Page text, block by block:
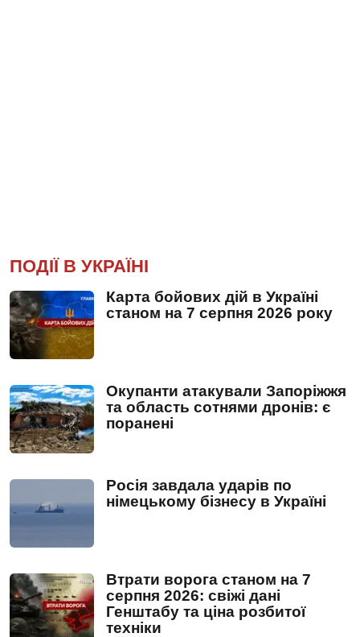
ПОДІЇ В УКРАЇНІ
Карта бойових дій в Україні
станом на 7 серпня 2026 року
Окупанти атакували Запоріжжя
та область сотнями дронів: є
поранені
Росія завдала ударів по
німецькому бізнесу в Україні
Втрати ворога станом на 7
серпня 2026: свіжі дані
Генштабу та ціна розбитої
техніки